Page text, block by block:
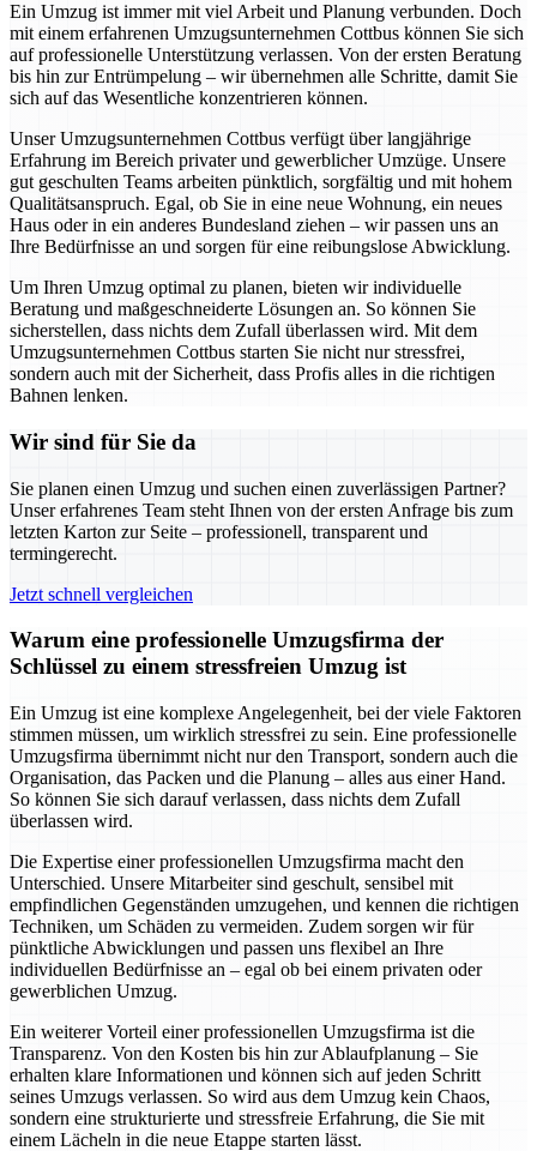
Ein Umzug ist immer mit viel Arbeit und Planung verbunden. Doch
mit einem erfahrenen Umzugsunternehmen Cottbus können Sie sich
auf professionelle Unterstützung verlassen. Von der ersten Beratung
bis hin zur Entrümpelung – wir übernehmen alle Schritte, damit Sie
sich auf das Wesentliche konzentrieren können.
Unser Umzugsunternehmen Cottbus verfügt über langjährige
Erfahrung im Bereich privater und gewerblicher Umzüge. Unsere
gut geschulten Teams arbeiten pünktlich, sorgfältig und mit hohem
Qualitätsanspruch. Egal, ob Sie in eine neue Wohnung, ein neues
Haus oder in ein anderes Bundesland ziehen – wir passen uns an
Ihre Bedürfnisse an und sorgen für eine reibungslose Abwicklung.
Um Ihren Umzug optimal zu planen, bieten wir individuelle
Beratung und maßgeschneiderte Lösungen an. So können Sie
sicherstellen, dass nichts dem Zufall überlassen wird. Mit dem
Umzugsunternehmen Cottbus starten Sie nicht nur stressfrei,
sondern auch mit der Sicherheit, dass Profis alles in die richtigen
Bahnen lenken.
Wir sind für Sie da
Sie planen einen Umzug und suchen einen zuverlässigen Partner?
Unser erfahrenes Team steht Ihnen von der ersten Anfrage bis zum
letzten Karton zur Seite – professionell, transparent und
termingerecht.
Jetzt schnell vergleichen
Warum eine professionelle Umzugsfirma der
Schlüssel zu einem stressfreien Umzug ist
Ein Umzug ist eine komplexe Angelegenheit, bei der viele Faktoren
stimmen müssen, um wirklich stressfrei zu sein. Eine professionelle
Umzugsfirma übernimmt nicht nur den Transport, sondern auch die
Organisation, das Packen und die Planung – alles aus einer Hand.
So können Sie sich darauf verlassen, dass nichts dem Zufall
überlassen wird.
Die Expertise einer professionellen Umzugsfirma macht den
Unterschied. Unsere Mitarbeiter sind geschult, sensibel mit
empfindlichen Gegenständen umzugehen, und kennen die richtigen
Techniken, um Schäden zu vermeiden. Zudem sorgen wir für
pünktliche Abwicklungen und passen uns flexibel an Ihre
individuellen Bedürfnisse an – egal ob bei einem privaten oder
gewerblichen Umzug.
Ein weiterer Vorteil einer professionellen Umzugsfirma ist die
Transparenz. Von den Kosten bis hin zur Ablaufplanung – Sie
erhalten klare Informationen und können sich auf jeden Schritt
seines Umzugs verlassen. So wird aus dem Umzug kein Chaos,
sondern eine strukturierte und stressfreie Erfahrung, die Sie mit
einem Lächeln in die neue Etappe starten lässt.